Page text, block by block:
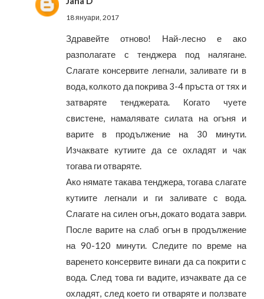
18 януари, 2017
Здравейте отново! Най-лесно е ако
разполагате с тенджера под налягане.
Слагате консервите легнали, заливате ги в
вода, колкото да покрива 3-4 пръста от тях и
затваряте тенджерата. Когато чуете
свистене, намалявате силата на огъня и
варите в продължение на 30 минути.
Изчаквате кутиите да се охладят и чак
тогава ги отваряте.
Ако нямате такава тенджера, тогава слагате
кутиите легнали и ги заливате с вода.
Слагате на силен огън, докато водата заври.
После варите на слаб огън в продължение
на 90-120 минути. Следите по време на
варенето консервите винаги да са покрити с
вода. След това ги вадите, изчаквате да се
охладят, след което ги отваряте и ползвате